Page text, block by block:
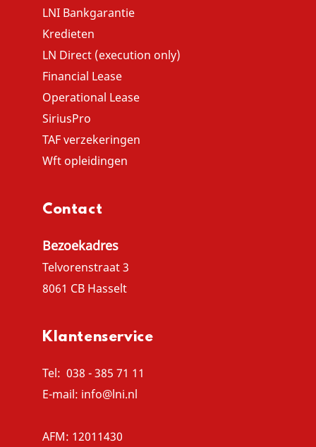
LNI Bankgarantie
Kredieten
LN Direct (execution only)
Financial Lease
Operational Lease
SiriusPro
TAF verzekeringen
Wft opleidingen
Contact
Bezoekadres
Telvorenstraat 3
8061 CB Hasselt
Klantenservice
Tel: 038 - 385 71 11
E-mail: info@lni.nl
AFM: 12011430